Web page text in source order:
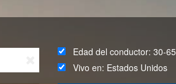
Edad del conductor:30-65
Vivo en: Estados Unidos